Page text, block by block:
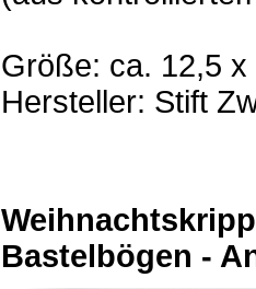
Größe: ca. 12,5 x
Hersteller: Stift
Bastelbögen -